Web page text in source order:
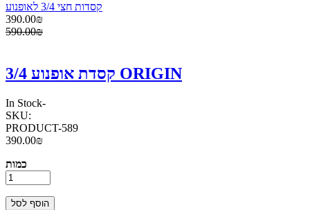
קסדות חצי 3/4 לאופנוע
390.00₪
590.00₪
קסדת אופנוע 3/4 ORIGIN
In Stock-
SKU:
PRODUCT-589
390.00₪
כמות